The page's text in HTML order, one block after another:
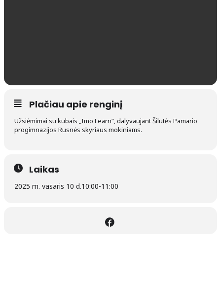
Plačiau apie renginį
Užsiėmimai su kubais „Imo Learn“, dalyvaujant Šilutės Pamario
progimnazijos Rusnės skyriaus mokiniams.
Laikas
2025 m. vasaris 10 d.10:00-11:00